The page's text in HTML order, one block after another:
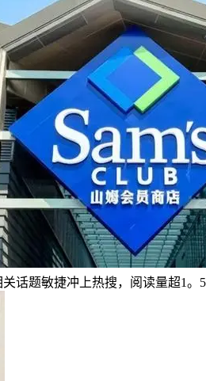
话题敏捷冲上热搜，阅读量超1。5